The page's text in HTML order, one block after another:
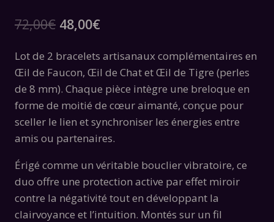
72,00€ Le
initial
était :
72,00€.
48,00€Le
actuel
est :
48,00€.
Lot de 2 bracelets artisanaux complémentaires en
Œil de Faucon, Œil de Chat et Œil de Tigre (perles
de 8 mm). Chaque pièce intègre une breloque en
forme de moitié de cœur aimanté, conçue pour
sceller le lien et synchroniser les énergies entre
amis ou partenaires.
Érigé comme un véritable bouclier vibratoire, ce
duo offre une protection active par effet miroir
contre la négativité tout en développant la
clairvoyance et l’intuition. Montés sur un fil